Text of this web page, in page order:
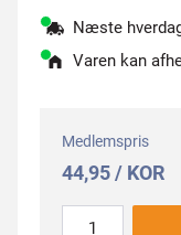
Næste
Varen kan
Medlemspris
44,95 / KOR